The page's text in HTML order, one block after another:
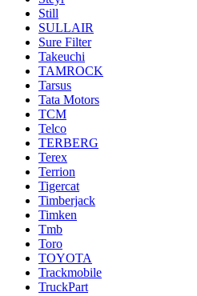
Still
SULLAIR
Sure Filter
Takeuchi
TAMROCK
Tarsus
Tata Motors
TCM
Telco
TERBERG
Terex
Terrion
Tigercat
Timberjack
Timken
Tmb
Toro
TOYOTA
Trackmobile
TruckPart